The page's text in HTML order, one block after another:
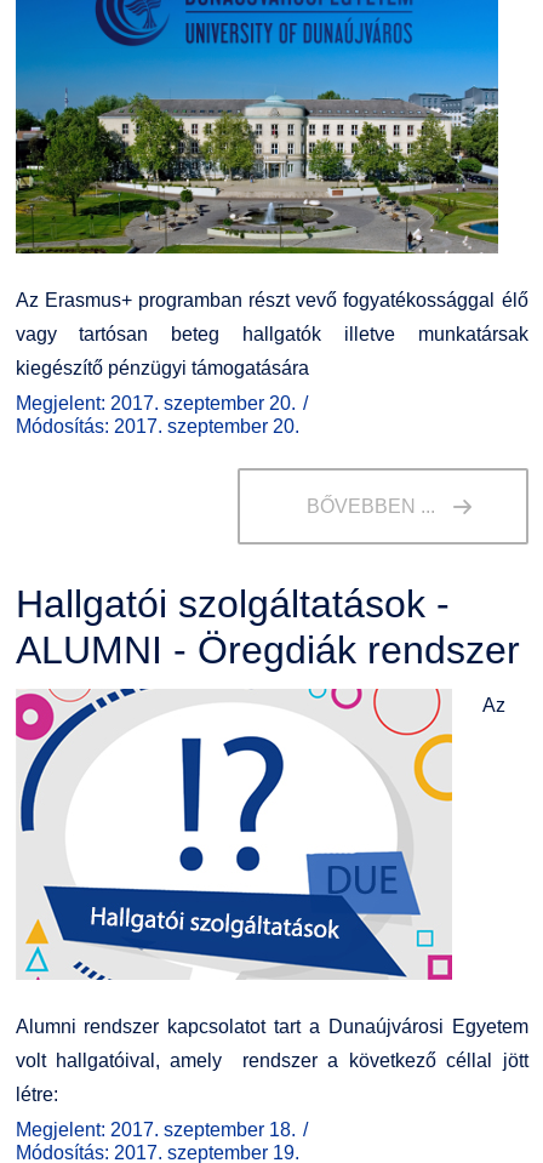
Az Erasmus+ programban részt vevő fogyatékossággal élő
vagy tartósan beteg hallgatók illetve munkatársak
kiegészítő pénzügyi támogatására
Megjelent: 2017. szeptember 20.
Módosítás: 2017. szeptember 20.
BŐVEBBEN ...
Hallgatói szolgáltatások -
ALUMNI - Öregdiák rendszer
Az
Alumni rendszer kapcsolatot tart a Dunaújvárosi Egyetem
volt hallgatóival, amely rendszer a következő céllal jött
létre:
Megjelent: 2017. szeptember 18.
Módosítás: 2017. szeptember 19.